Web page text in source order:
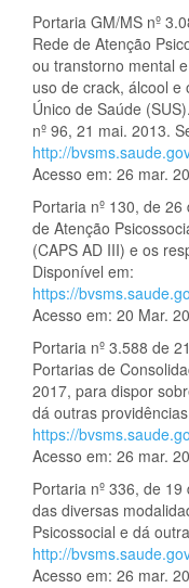
Portaria GM/MS nº
Rede de Atenção
ou transtorno mental
uso de crack, álcool
Único de Saúde
nº 96, 21 mai. 2013.
http://
Acesso em: 26 mar.
Portaria nº 130, de
de Atenção
(CAPS AD III) e os
Disponível em:
https://
Acesso em: 20 Mar.
Portaria nº 3.588 de
Portarias de
2017, para dispor
dá outras
https://
Acesso em: 26 mar.
Portaria nº 336, de
das diversas
Psicossocial e dá
http://
Acesso em: 26 mar.